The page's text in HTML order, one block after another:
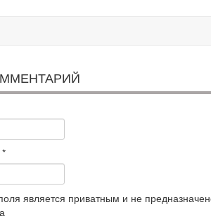
*
является приватным и не